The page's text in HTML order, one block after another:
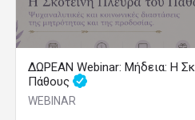
ΔΩΡΕΑΝ Webinar: Μήδεια: Η
Πάθους
WEBINAR